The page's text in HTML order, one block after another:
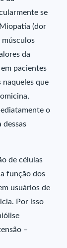
se
(dor
músculos
da
pacientes
naqueles que
o
dessas
de células
função dos
usuários de
Por isso
–